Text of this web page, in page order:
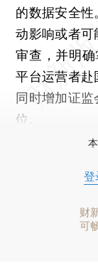
的数据安全
动影响或者
审查，并明
平台运营者赴
同时增加证
位。
登
财
可